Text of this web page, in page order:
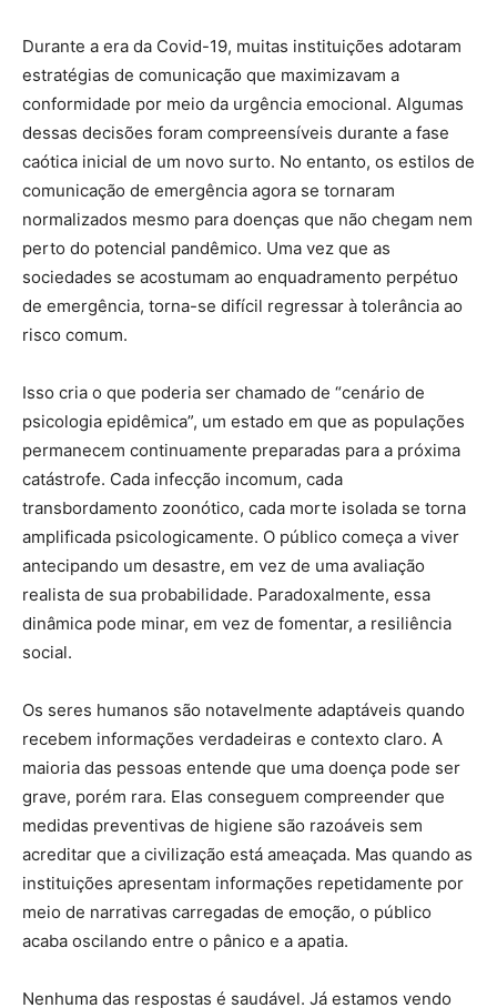
Durante a era da Covid-19, muitas instituições adotaram
estratégias de comunicação que maximizavam a
conformidade por meio da urgência emocional. Algumas
dessas decisões foram compreensíveis durante a fase
caótica inicial de um novo surto. No entanto, os estilos de
comunicação de emergência agora se tornaram
normalizados mesmo para doenças que não chegam nem
perto do potencial pandêmico. Uma vez que as
sociedades se acostumam ao enquadramento perpétuo
de emergência, torna-se difícil regressar à tolerância ao
risco comum.
Isso cria o que poderia ser chamado de “cenário de
psicologia epidêmica”, um estado em que as populações
permanecem continuamente preparadas para a próxima
catástrofe. Cada infecção incomum, cada
transbordamento zoonótico, cada morte isolada se torna
amplificada psicologicamente. O público começa a viver
antecipando um desastre, em vez de uma avaliação
realista de sua probabilidade. Paradoxalmente, essa
dinâmica pode minar, em vez de fomentar, a resiliência
social.
Os seres humanos são notavelmente adaptáveis quando
recebem informações verdadeiras e contexto claro. A
maioria das pessoas entende que uma doença pode ser
grave, porém rara. Elas conseguem compreender que
medidas preventivas de higiene são razoáveis sem
acreditar que a civilização está ameaçada. Mas quando as
instituições apresentam informações repetidamente por
meio de narrativas carregadas de emoção, o público
acaba oscilando entre o pânico e a apatia.
Nenhuma das respostas é saudável. Já estamos vendo